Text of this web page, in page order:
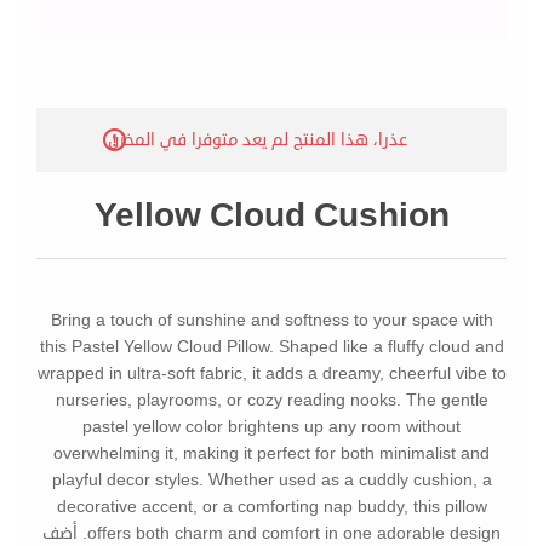
عذرا، هذا المنتج لم يعد متوفرا في المخزن
Yellow Cloud Cushion
Bring a touch of sunshine and softness to your space with
this Pastel Yellow Cloud Pillow. Shaped like a fluffy cloud and
wrapped in ultra-soft fabric, it adds a dreamy, cheerful vibe to
nurseries, playrooms, or cozy reading nooks. The gentle
pastel yellow color brightens up any room without
overwhelming it, making it perfect for both minimalist and
playful decor styles. Whether used as a cuddly cushion, a
decorative accent, or a comforting nap buddy, this pillow
offers both charm and comfort in one adorable design. أضف